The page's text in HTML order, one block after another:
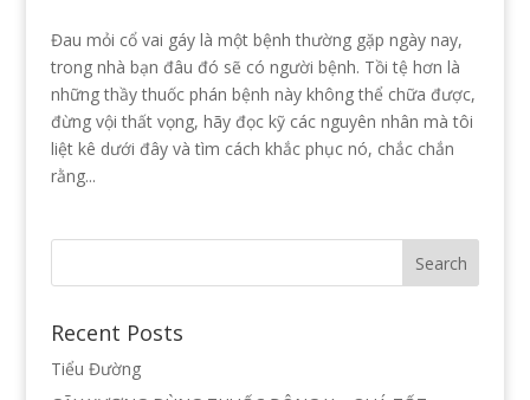
Đau mỏi cổ vai gáy là một bệnh thường gặp ngày nay,
trong nhà bạn đâu đó sẽ có người bệnh. Tồi tệ hơn là
những thầy thuốc phán bệnh này không thể chữa được,
đừng vội thất vọng, hãy đọc kỹ các nguyên nhân mà tôi
liệt kê dưới đây và tìm cách khắc phục nó, chắc chắn
rằng...
Recent Posts
Tiểu Đường